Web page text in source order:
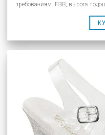
требованиям IFBB, высота